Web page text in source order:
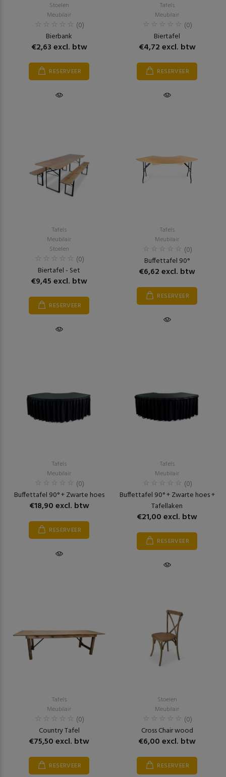
Stoelen
Meubilair
(0)
Bierbank
€2,63 excl. btw
RESERVEER
Tafels
Meubilair
(0)
Biertafel
€4,72 excl. btw
RESERVEER
Tafels
Meubilair
Stoelen
(0)
Biertafel - Set
€9,45 excl. btw
RESERVEER
Tafels
Meubilair
(0)
Buffettafel 90°
€6,62 excl. btw
RESERVEER
Tafels
Meubilair
(0)
Buffettafel 90° + Zwarte hoes
€18,90 excl. btw
RESERVEER
Tafels
Meubilair
(0)
Buffettafel 90° + Zwarte hoes +
Tafellaken
€21,00 excl. btw
RESERVEER
Tafels
Meubilair
(0)
Country Tafel
€75,50 excl. btw
RESERVEER
Stoelen
Meubilair
(0)
Cross Chair wood
€6,00 excl. btw
RESERVEER